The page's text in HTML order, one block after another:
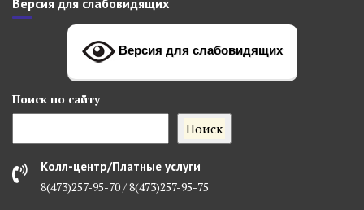
Версия для слабовидящих
Поиск по сайту
Поиск
Колл-центр/Платные услуги
8(473)257-95-70 / 8(473)257-95-75